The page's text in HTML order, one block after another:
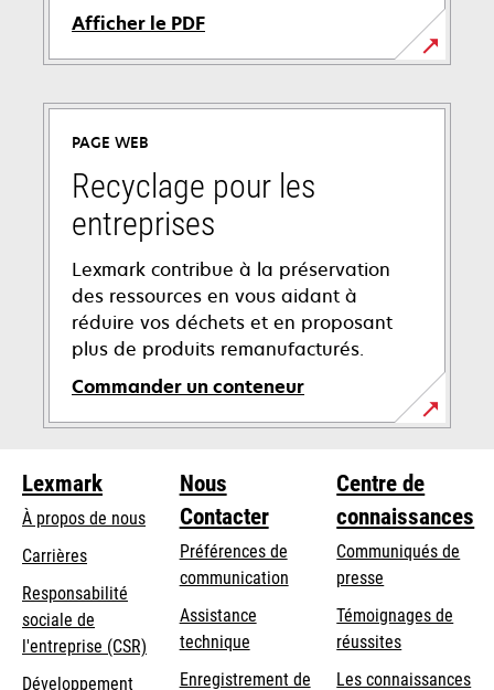
Afficher le PDF
s’ouvre
dans
nouvel
onglet
PAGE WEB
Recyclage pour les
entreprises
Lexmark contribue à la préservation
des ressources en vous aidant à
réduire vos déchets et en proposant
plus de produits remanufacturés.
Commander un conteneur
s’ouvre
un
nouvel
Lexmark
À propos de nous
Carrières
s’ouvre
dans
un
nouvel
Responsabilité
sociale de
l'entreprise (CSR) s’ouvre
Développement
Nous
Contacter
Préférences de
communication
s’ouvre
dans
un
Assistance
techniques’ouvre
Enregistrement de
Centre de
connaissances
Communiqués de
presse
Témoignages de
réussites
Les connaissances